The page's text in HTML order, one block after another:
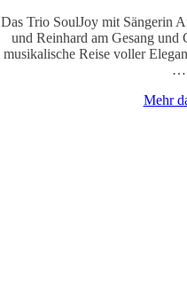
Das Trio SoulJoy mit Sängerin
und Reinhard am Gesang und
musikalische Reise voller
…
Mehr